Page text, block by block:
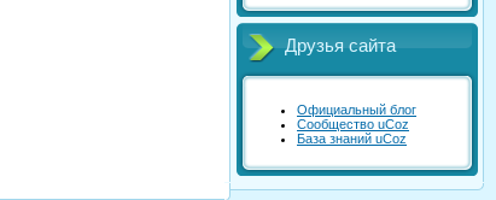
Друзья сайта
Официальный блог
Сообщество uCoz
База знаний uCoz